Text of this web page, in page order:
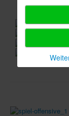
Neuheiten-
Köpfe-Heads
Branchen-/